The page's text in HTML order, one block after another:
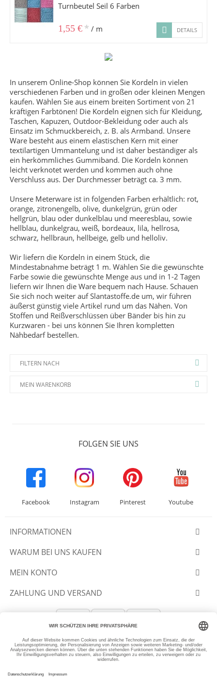
Turnbeutel Seil 6 Farben
1,55 € * / m DETAILS
In unserem Online-Shop können Sie Кordeln in vielen
verschiedenen Farben und in großen oder kleinen Mengen
kaufen. Wählen Sie aus einem breiten Sortiment von 21
kräftigen Farbtönen! Die Kordeln eignen sich für Kleidung,
Taschen, Kapuzen, Outdoor-Bekleidung oder auch als
Einsatz im Schmuckbereich, z. B. als Armband. Unsere
Ware besteht aus einem elastischen Kern mit einer
textilartigen Ummantelung und ist daher beständiger als
ein herkömmliches Gummiband. Die Kordeln können
leicht verknotet werden und kommen auch ohne
Verschluss aus. Der Durchmesser beträgt ca. 3 mm.
Unsere Meterware ist in folgenden Farben erhältlich: rot,
orange, zitronengelb, olive, dunkelgrün, grün oder
hellgrün, blau oder dunkelblau und meeresblau, sowie
hellblau, dunkelgrau, weiß, bordeaux, lila, hellrosa,
schwarz, hellbraun, hellbeige, gelb und helloliv.
Wir liefern die Kordeln in einem Stück, die
Mindestabnahme beträgt 1 m. Wählen Sie die gewünschte
Farbe sowie die gewünschte Menge aus und in 1-2 Tagen
liefern wir Ihnen die Ware bequem nach Hause. Schauen
Sie sich noch weiter auf Slantastoffe.de um, wir führen
äußerst günstig viele Artikel rund um das Nähen. Von
Stoffen und Reißverschlüssen über Bänder bis hin zu
Kurzwaren - bei uns können Sie Ihren kompletten
Nähbedarf bestellen.
FILTERN NACH
MEIN WARENKORB
FOLGEN SIE UNS
Facebook Instagram Pinterest Youtube
INFORMATIONEN
WARUM BEI UNS KAUFEN
MEIN KONTO
ZAHLUNG UND VERSAND